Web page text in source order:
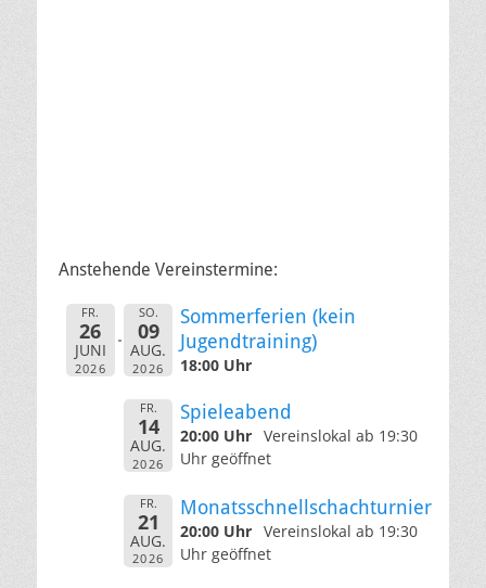
Anstehende Vereinstermine:
FR.
26
JUNI
2026
SO.
09
AUG.
2026
Sommerferien (kein
Jugendtraining)
18:00 Uhr
FR.
14
AUG.
2026
Spieleabend
20:00 Uhr Vereinslokal ab 19:30
Uhr geöffnet
FR.
21
AUG.
2026
Monatsschnellschachturnier
20:00 Uhr Vereinslokal ab 19:30
Uhr geöffnet